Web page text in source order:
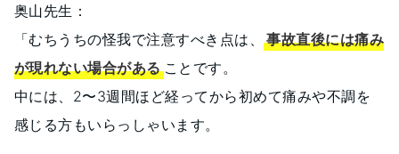
奥山先生：
「むちうちの怪我で注意すべき点は、事故直後には痛み
が現れない場合がある ことです。
中には、2〜3週間ほど経ってから初めて痛みや不調を
感じる方もいらっしゃいます。